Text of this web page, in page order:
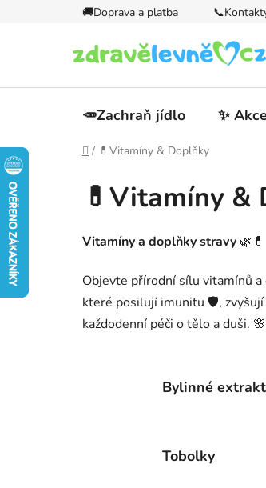
🚚Doprava a platba
🥕Zachraň jídlo ✨ Akce
Domů
/ 💊Vitamíny & Doplňky
💊Vitamíny &
Vitamíny a doplňky stravy 🌿💊
Objevte přírodní sílu vitamínů
které posilují imunitu 🛡️, zvyšují
každodenní péči o tělo a duši.
Bylinné
Tobolky